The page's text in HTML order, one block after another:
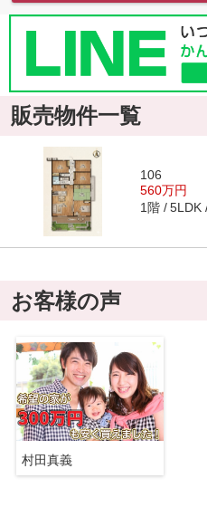
販売物件一覧
106
560万円
1階 5LDK
お客様の声
村田真義